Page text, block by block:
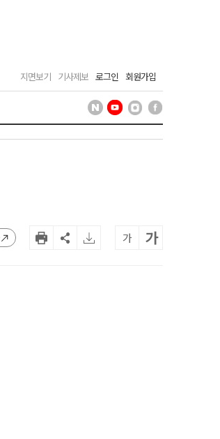
지면보기 기사제보 로그인 회원가입
가 가